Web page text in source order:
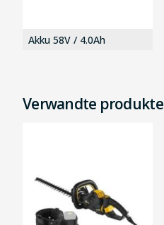
Akku 58V / 4.0Ah
Verwandte produkte